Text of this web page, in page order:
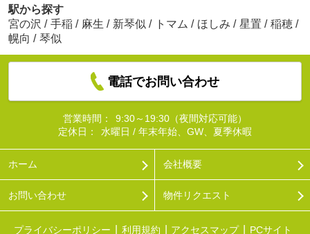
駅から探す
宮の沢 / 手稲 / 麻生 / 新琴似 / トマム / ほしみ / 星置 / 稲穂 /
幌向 / 琴似
電話でお問い合わせ
営業時間：
9:30～19:30（夜間対応可能）
定休日：
水曜日 / 年末年始、GW、夏季休暇
ホーム 会社概要
お問い合わせ 物件リクエスト
プライバシーポリシー 利用規約 アクセスマップ PCサイト